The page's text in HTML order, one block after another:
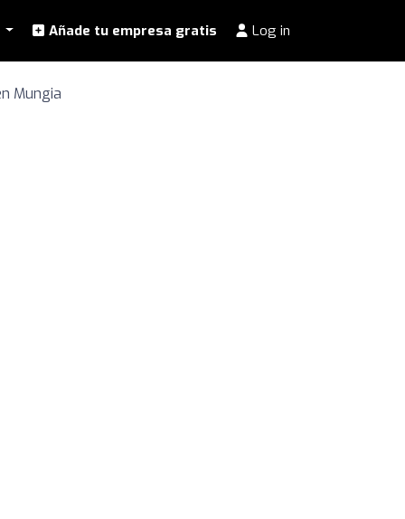
Añade tu empresa gratis Log in
Mungia